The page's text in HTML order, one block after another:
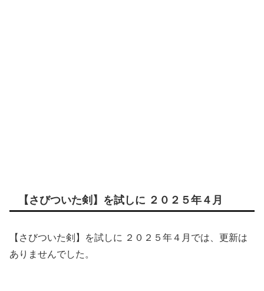
【さびついた剣】を試しに ２０２５年４月
【さびついた剣】を試しに ２０２５年４月では、更新は
ありませんでした。